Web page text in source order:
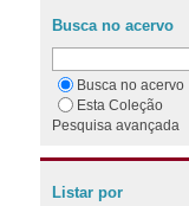
Busca no acervo
Busca no acervo
Esta Coleção
Pesquisa avançada
Listar por